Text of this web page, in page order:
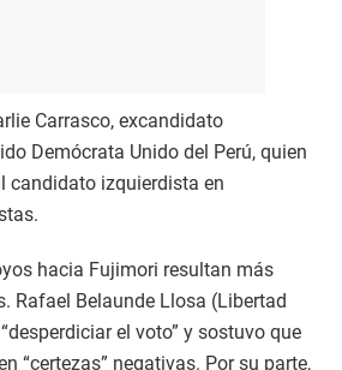
Carrasco, excandidato
Demócrata Unido del Perú, quien
candidato izquierdista en
hacia Fujimori resultan más
Rafael Belaunde Llosa (Libertad
el voto” y sostuvo que
“certezas” negativas. Por su parte,